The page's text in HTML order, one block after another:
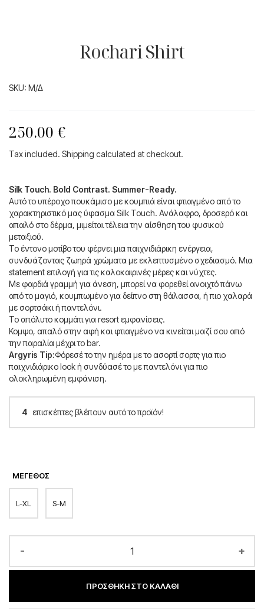
Rochari Shirt
SKU: Μ/Δ
250.00 €
Tax included. Shipping calculated at checkout.
Silk Touch. Bold Contrast. Summer-Ready.
Αυτό το υπέροχο πουκάμισο με κουμπιά είναι φτιαγμένο από το
χαρακτηριστικό μας ύφασμα Silk Touch. Ανάλαφρο, δροσερό και
απαλό στο δέρμα, μιμείται τέλεια την αίσθηση του φυσικού
μεταξιού.
Το έντονο μοτίβο του φέρνει μια παιχνιδιάρικη ενέργεια,
συνδυάζοντας ζωηρά χρώματα με εκλεπτυσμένο σχεδιασμό. Μια
statement επιλογή για τις καλοκαιρινές μέρες και νύχτες.
Με φαρδιά γραμμή για άνεση, μπορεί να φορεθεί ανοιχτό πάνω
από το μαγιό, κουμπωμένο για δείπνο στη θάλασσα, ή πιο χαλαρά
με σορτσάκι ή παντελόνι.
Το απόλυτο κομμάτι για resort εμφανίσεις.
Κομψο, απαλό στην αφή και φτιαγμένο να κινείται μαζί σου από
την παραλία μέχρι το bar.
Argyris Tip:Φόρεσέ το την ημέρα με το ασορτί σορτς για πιο
παιχνιδιάρικο look ή συνδύασέ το με παντελόνι για πιο
ολοκληρωμένη εμφάνιση.
4 επισκέπτες βλέπουν αυτό το προϊόν!
ΜΈΓΕΘΟΣ
L-XL S-M
- +
ΠΡΟΣΘΉΚΗ ΣΤΟ ΚΑΛΆΘΙ